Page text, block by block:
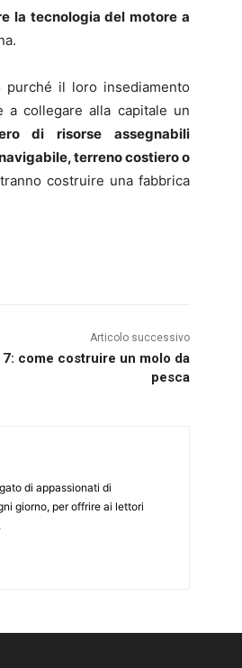
la tecnologia del motore a
il loro insediamento
a collegare alla capitale un
di risorse assegnabili
terreno costiero o
costruire una fabbrica
Articolo successivo
come costruire un molo da
pesca
di appassionati di
giorno, per offrire ai lettori